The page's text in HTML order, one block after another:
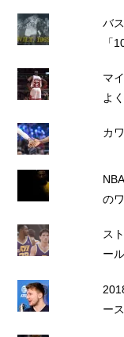
バ
「
マ
よ
カ
の
ス
ー
ー